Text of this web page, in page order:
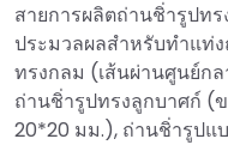
สายการผลิตถ่านชิ่ารูปท
ประมวลผลสำหรับทำแท่
ทรงกลม (เส้นผ่านศูนย์ก
ถ่านชิ่ารูปทรงลูกบาศก์ (
20*20 มม.), ถ่านชิ่ารูปแ